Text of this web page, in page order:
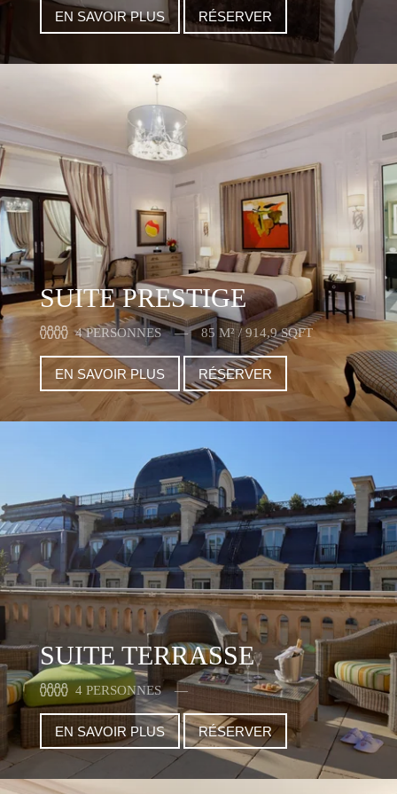
EN SAVOIR PLUS RÉSERVER
SUITE PRESTIGE
4 PERSONNES 85 M² / 914,9 SQFT
EN SAVOIR PLUS RÉSERVER
SUITE TERRASSE
4 PERSONNES
EN SAVOIR PLUS RÉSERVER